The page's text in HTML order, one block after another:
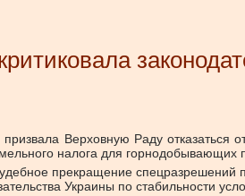
Верховную Раду
налога для горнодобывающих
прекращение
Украины по стабильности